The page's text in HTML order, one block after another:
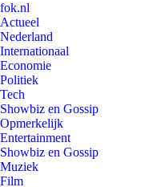
fok.nl
Actueel
Nederland
Internationaal
Economie
Politiek
Tech
Showbiz en Gossip
Opmerkelijk
Entertainment
Showbiz en Gossip
Muziek
Film